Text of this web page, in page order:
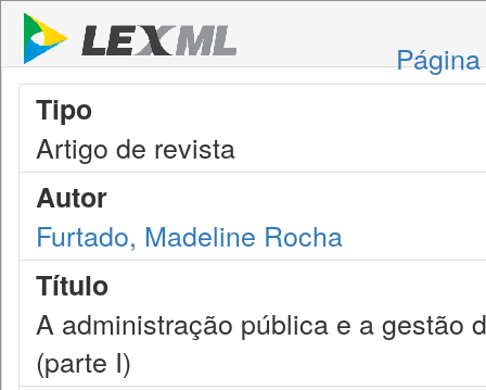
Tipo
Artigo de revista
Autor
Furtado, Madeline Rocha
Título
A administração pública e a gestão
(parte I)